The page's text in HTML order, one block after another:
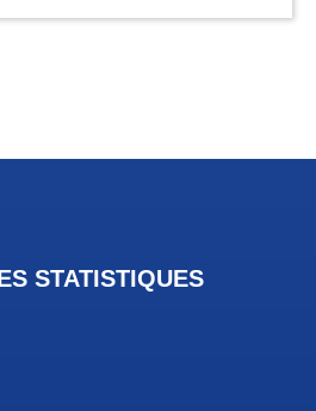
STATISTIQUES